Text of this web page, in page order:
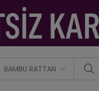
BAMBU RATTAN